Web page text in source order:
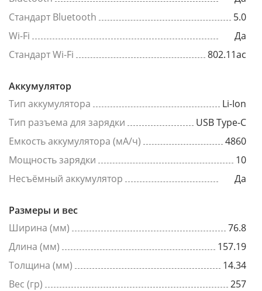
Стандарт Bluetooth
5.0
Wi-Fi
Да
Стандарт Wi-Fi
802.11ac
Аккумулятор
Тип аккумулятора
Li-Ion
Тип разъема для зарядки
USB Type-C
Емкость аккумулятора (мА/ч)
4860
Мощность зарядки
10
Несъёмный аккумулятор
Да
Размеры и вес
Ширина (мм)
76.8
Длина (мм)
157.19
Толщина (мм)
14.34
Вес (гр)
257